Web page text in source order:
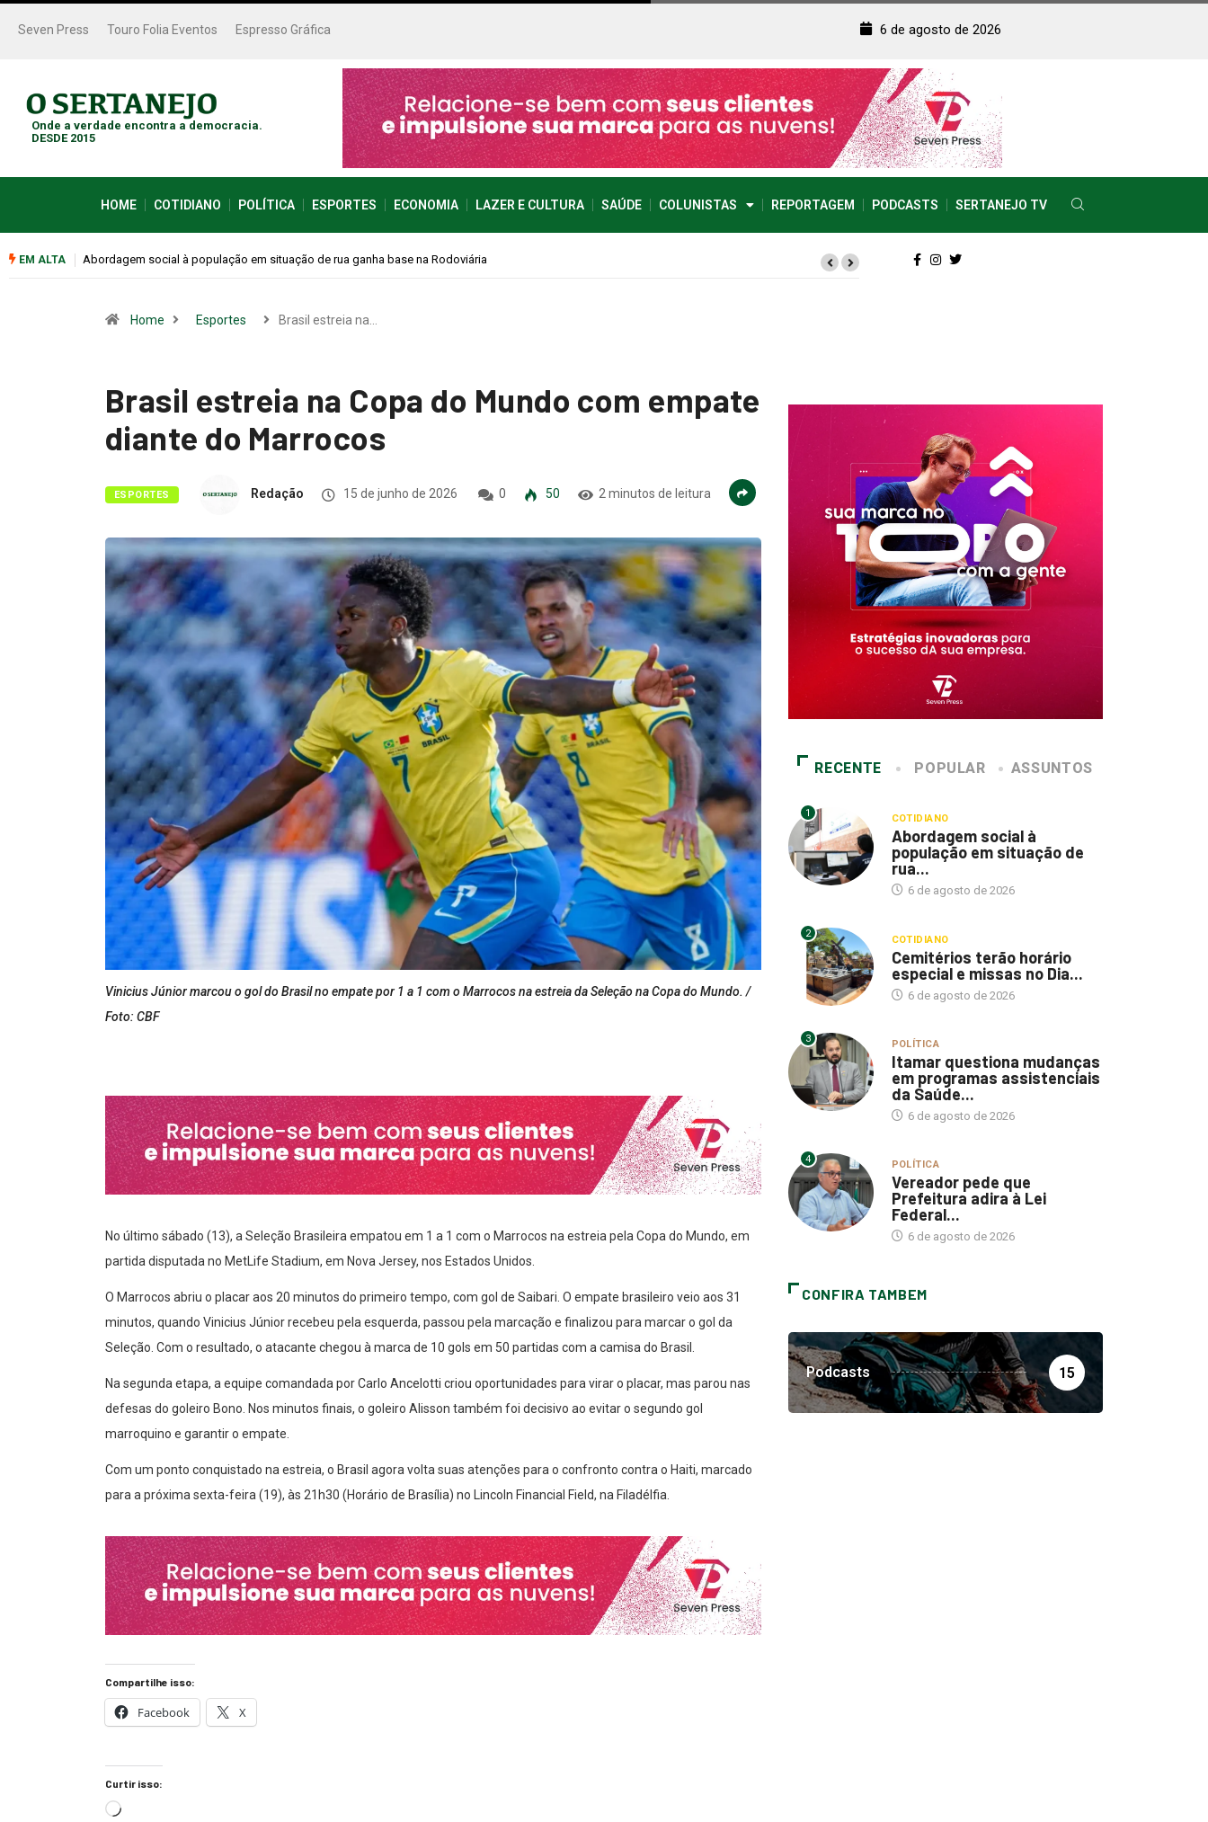
Seven Press Touro Folia Eventos Espresso Gráfica 6 de agosto de 2026
Onde a verdade encontra a democracia.
DESDE 2015
HOME COTIDIANO POLÍTICA ESPORTES ECONOMIA LAZER E CULTURA SAÚDE COLUNISTAS REPORTAGEM PODCASTS SERTANEJO TV
EM ALTA Cemitérios terão horário especial e missas no Dia dos Pais
Home Esportes Brasil estreia na…
Brasil estreia na Copa do Mundo com empate
diante do Marrocos
ESPORTES Redação 15 de junho de 2026 0 50 2 minutos de leitura
Vinicius Júnior marcou o gol do Brasil no empate por 1 a 1 com o Marrocos na estreia da Seleção na Copa do Mundo. /
Foto: CBF
No último sábado (13), a Seleção Brasileira empatou em 1 a 1 com o Marrocos na estreia pela Copa do Mundo, em
partida disputada no MetLife Stadium, em Nova Jersey, nos Estados Unidos.
O Marrocos abriu o placar aos 20 minutos do primeiro tempo, com gol de Saibari. O empate brasileiro veio aos 31
minutos, quando Vinicius Júnior recebeu pela esquerda, passou pela marcação e finalizou para marcar o gol da
Seleção. Com o resultado, o atacante chegou à marca de 10 gols em 50 partidas com a camisa do Brasil.
Na segunda etapa, a equipe comandada por Carlo Ancelotti criou oportunidades para virar o placar, mas parou nas
defesas do goleiro Bono. Nos minutos finais, o goleiro Alisson também foi decisivo ao evitar o segundo gol
marroquino e garantir o empate.
Com um ponto conquistado na estreia, o Brasil agora volta suas atenções para o confronto contra o Haiti, marcado
para a próxima sexta-feira (19), às 21h30 (Horário de Brasília) no Lincoln Financial Field, na Filadélfia.
Compartilhe isso:
Facebook X
Curtir isso:
RECENTE POPULAR ASSUNTOS
1 COTIDIANO
Abordagem social à
população em situação de
rua...
6 de agosto de 2026
2 COTIDIANO
Cemitérios terão horário
especial e missas no Dia...
6 de agosto de 2026
3 POLÍTICA
Itamar questiona mudanças
em programas assistenciais
da Saúde...
6 de agosto de 2026
4 POLÍTICA
Vereador pede que
Prefeitura adira à Lei
Federal...
6 de agosto de 2026
CONFIRA TAMBEM
Podcasts 15